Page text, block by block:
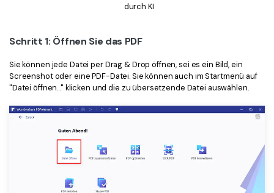
durch KI
Schritt 1: Öffnen Sie das PDF
Sie können jede Datei per Drag & Drop öffnen, sei es ein Bild, ein
Screenshot oder eine PDF-Datei. Sie können auch im Startmenü auf
"Datei öffnen..." klicken und die zu übersetzende Datei auswählen.